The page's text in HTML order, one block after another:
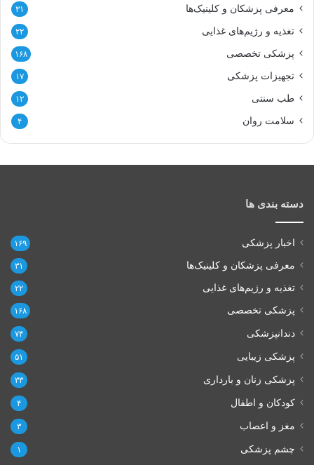
معرفی پزشکان و کلینیک‌ها ۳۱
تغذیه و رژیم‌های غذایی ۲۲
پزشکی تخصصی ۱۶۸
تجهیزات پزشکی ۱۷
طب سنتی ۱۲
سلامت روان ۴
دسته بندی ها
اخبار پزشکی ۱۶۹
معرفی پزشکان و کلینیک‌ها ۳۱
تغذیه و رژیم‌های غذایی ۲۲
پزشکی تخصصی ۱۶۸
دندانپزشکی ۷۴
پزشکی زیبایی ۵۱
پزشکی زنان و بارداری ۳۳
کودکان و اطفال ۴
مغز و اعصاب ۳
چشم پزشکی ۱